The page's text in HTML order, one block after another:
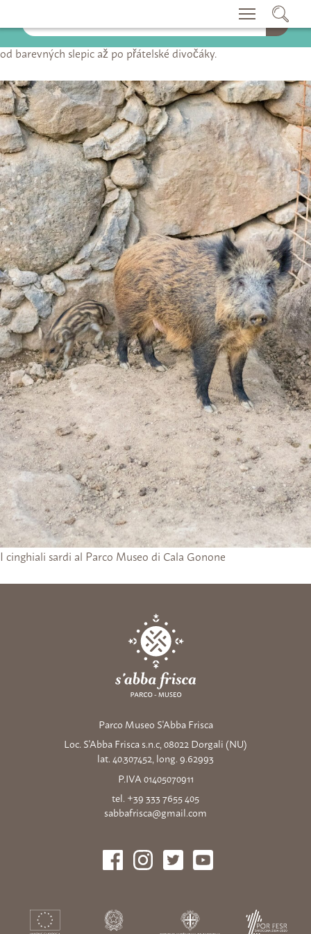
Farma je dětmi nejoblíbenější částí skanzenu s mnoha zvířaty:
od barevných slepic až po přátelské divočáky.
I cinghiali sardi al Parco Museo di Cala Gonone
Parco Museo S'Abba Frisca
Loc. S'Abba Frisca s.n.c, 08022 Dorgali (NU)
lat. 40.307452, long. 9.62993
P.IVA 01405070911
tel. +39 333 7655 405
sabbafrisca@gmail.com